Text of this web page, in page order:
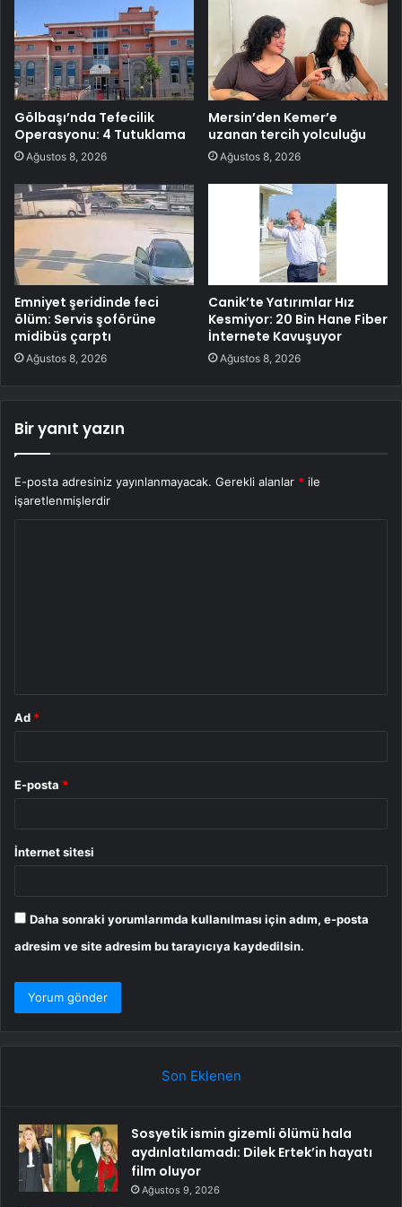
Gölbaşı’nda Tefecilik
Operasyonu: 4 Tutuklama
Ağustos 8, 2026
Mersin’den Kemer’e
uzanan tercih yolculuğu
Ağustos 8, 2026
Emniyet şeridinde feci
ölüm: Servis şoförüne
midibüs çarptı
Ağustos 8, 2026
Canik’te Yatırımlar Hız
Kesmiyor: 20 Bin Hane Fiber
İnternete Kavuşuyor
Ağustos 8, 2026
Bir yanıt yazın
E-posta adresiniz yayınlanmayacak. Gerekli alanlar * ile
işaretlenmişlerdir
Ad *
E-posta *
İnternet sitesi
Daha sonraki yorumlarımda kullanılması için adım, e-posta
adresim ve site adresim bu tarayıcıya kaydedilsin.
Son Eklenen
Sosyetik ismin gizemli ölümü hala
aydınlatılamadı: Dilek Ertek’in hayatı
film oluyor
Ağustos 9, 2026